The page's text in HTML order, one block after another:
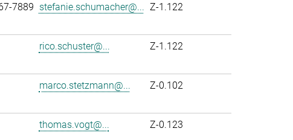
7889 stefanie.schumacher@... Z-1.122
rico.schuster@... Z-1.122
marco.stetzmann@... Z-0.102
thomas.vogt@... Z-0.123